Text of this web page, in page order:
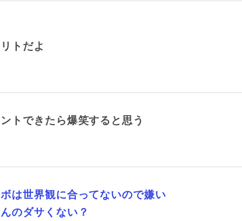
トだよ
トできたら爆笑すると思う
は世界観に合ってないので嫌い
のダサくない？